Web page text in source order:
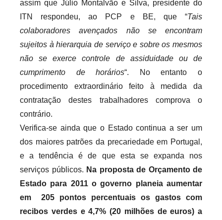
assim que Júlio Montalvão e Silva, presidente do
ITN respondeu, ao PCP e BE, que “Tais
colaboradores avençados não se encontram
sujeitos à hierarquia de serviço e sobre os mesmos
não se exerce controle de assiduidade ou de
cumprimento de horários“. No entanto o
procedimento extraordinário feito à medida da
contratação destes trabalhadores comprova o
contrário.
Verifica-se ainda que o Estado continua a ser um
dos maiores patrões da precariedade em Portugal,
e a tendência é de que esta se expanda nos
serviços públicos. Na proposta de Orçamento de
Estado para 2011 o governo planeia aumentar
em 205 pontos percentuais os gastos com
recibos verdes e 4,7% (20 milhões de euros) a